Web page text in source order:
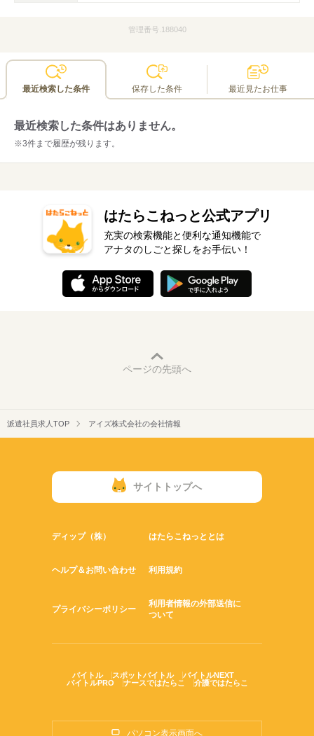
管理番号.188040
最近検索した条件 保存した条件 最近見たお仕事
最近検索した条件はありません。
※3件まで履歴が残ります。
はたらこねっと公式アプリ
充実の検索機能と便利な通知機能で
アナタのしごと探しをお手伝い！
ページの先頭へ
派遣社員求人TOP アイズ株式会社の会社情報
サイトトップへ
ディップ（株） はたらこねっととは
ヘルプ＆お問い合わせ 利用規約
プライバシーポリシー
利用者情報の外部送信に
ついて
バイトル スポットバイトル
バイトルNEXT
バイトルPRO
ナースではたらこ 介護ではたらこ
パソコン表示画面へ